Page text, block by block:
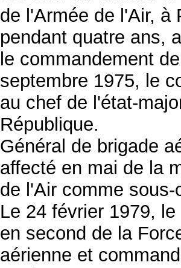
de l'Armée de l'Air, à
pendant quatre ans,
le commandement
septembre 1975, le
au chef de l'état-
République.
Général de brigade
affecté en mai de la
de l'Air comme
Le 24 février 1979,
en second de la
aérienne et